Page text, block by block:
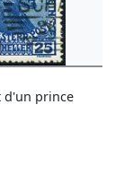
d'un prince